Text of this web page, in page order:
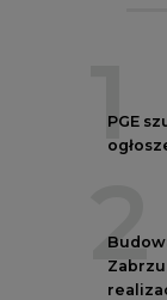
1
PGE
2